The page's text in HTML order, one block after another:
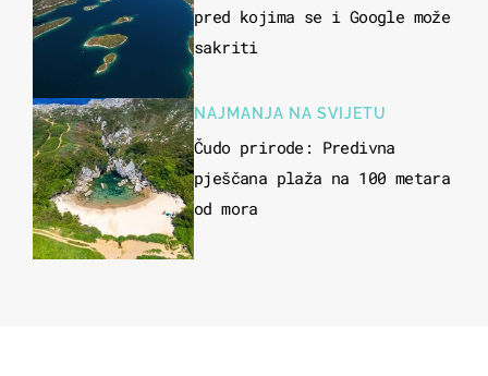
pred kojima se i Google može
sakriti
NAJMANJA NA SVIJETU
Čudo prirode: Predivna
pješčana plaža na 100 metara
od mora